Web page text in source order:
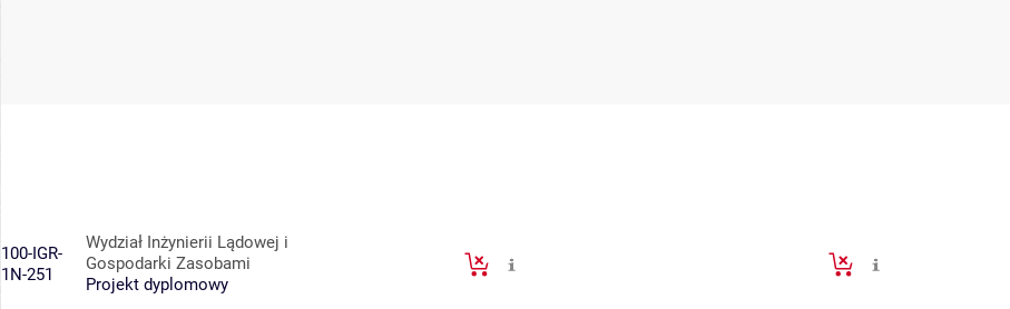
100-IGR-
1N-251
Wydział Inżynierii Lądowej i
Gospodarki Zasobami
Projekt dyplomowy